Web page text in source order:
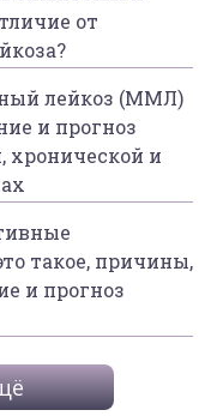
от
лейкоз (ММЛ)
и прогноз
хронической и
такое, причины,
и прогноз